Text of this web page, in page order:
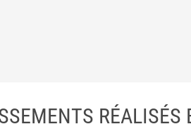
RÉALISÉS